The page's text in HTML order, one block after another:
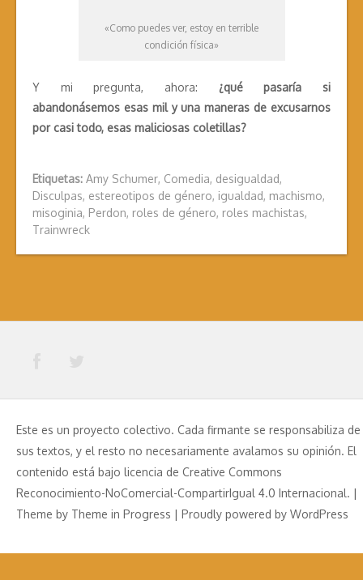
«Como puedes ver, estoy en terrible
condición física»
Y mi pregunta, ahora: ¿qué pasaría si
abandonásemos esas mil y una maneras de excusarnos
por casi todo, esas maliciosas coletillas?
Etiquetas: Amy Schumer, Comedia, desigualdad,
Disculpas, estereotipos de género, igualdad, machismo,
misoginia, Perdon, roles de género, roles machistas,
Trainwreck
Este es un proyecto colectivo. Cada firmante se responsabiliza de
sus textos, y el resto no necesariamente avalamos su opinión. El
contenido está bajo licencia de Creative Commons
Reconocimiento-NoComercial-CompartirIgual 4.0 Internacional. |
Theme by Theme in Progress | Proudly powered by WordPress